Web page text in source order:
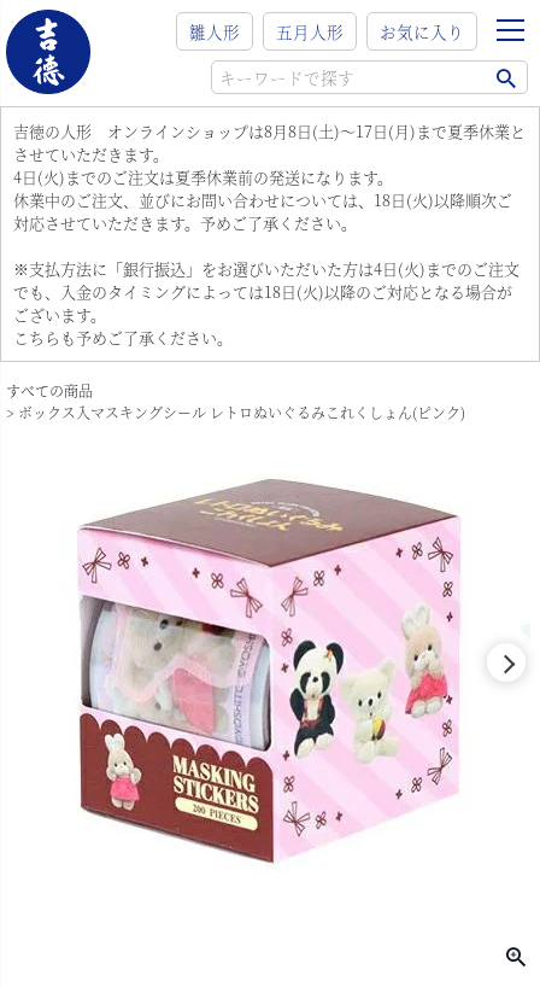
雛人形 五月人形 お気に入り
吉徳の人形 オンラインショップは8月8日(土)～17日(月)まで夏季休業と
させていただきます。
4日(火)までのご注文は夏季休業前の発送になります。
休業中のご注文、並びにお問い合わせについては、18日(火)以降順次ご
対応させていただきます。予めご了承ください。
※支払方法に「銀行振込」をお選びいただいた方は4日(火)までのご注文
でも、入金のタイミングによっては18日(火)以降のご対応となる場合が
ございます。
こちらも予めご了承ください。
すべての商品
ボックス入マスキングシール レトロぬいぐるみこれくしょん(ピンク)